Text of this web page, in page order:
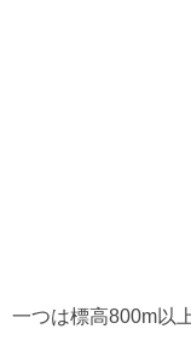
一つは標高800m以